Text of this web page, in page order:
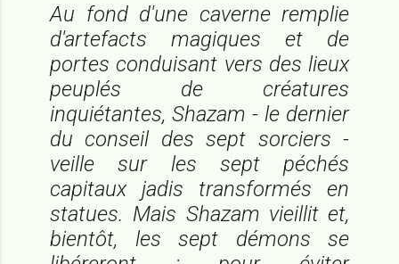
Au fond d'une caverne remplie
d'artefacts magiques et de
portes conduisant vers des lieux
peuplés de créatures
inquiétantes, Shazam - le dernier
du conseil des sept sorciers -
veille sur les sept péchés
capitaux jadis transformés en
statues. Mais Shazam vieillit et,
bientôt, les sept démons se